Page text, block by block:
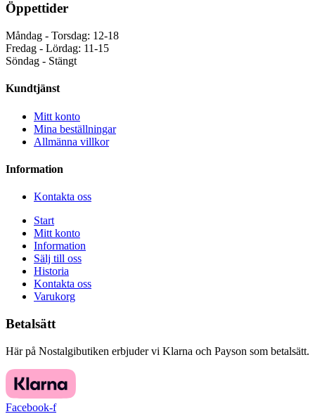
Öppettider
Måndag - Torsdag: 12-18
Fredag - Lördag: 11-15
Söndag - Stängt
Kundtjänst
Mitt konto
Mina beställningar
Allmänna villkor
Information
Kontakta oss
Start
Mitt konto
Information
Sälj till oss
Historia
Kontakta oss
Varukorg
Betalsätt
Här på Nostalgibutiken erbjuder vi Klarna och Payson som betalsätt.
Facebook-f